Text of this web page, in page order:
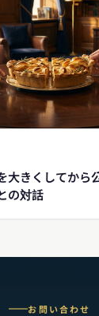
大きくしてから
の対話
お問い合わせ